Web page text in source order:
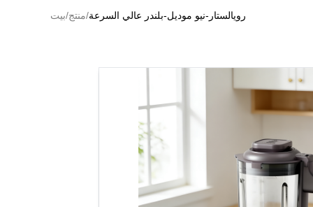
بيت/منتج/رويالستار-نيو موديل-بلندر عالي السرعة